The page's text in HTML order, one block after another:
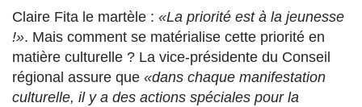
Claire Fita le martèle : «La priorité est à la jeunesse
!». Mais comment se matérialise cette priorité en
matière culturelle ? La vice-présidente du Conseil
régional assure que «dans chaque manifestation
culturelle, il y a des actions spéciales pour la